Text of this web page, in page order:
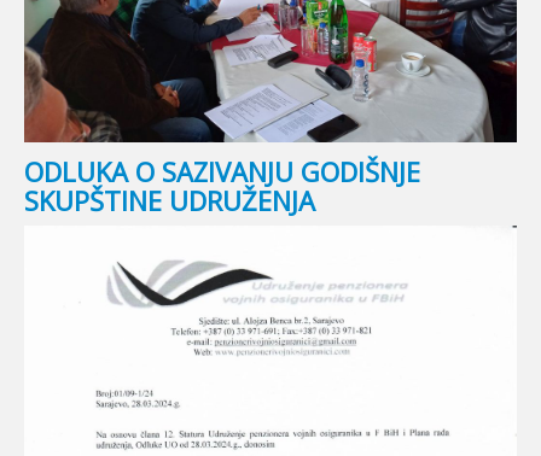
ODLUKA O SAZIVANJU GODIŠNJE
SKUPŠTINE UDRUŽENJA